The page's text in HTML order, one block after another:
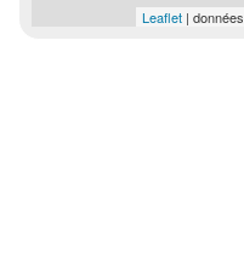
Leaflet | données